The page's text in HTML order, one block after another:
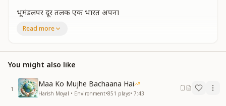
भूमंडलपर दूर तलक एक भारत अपना
भूमंडलपर दूर तलक एक भारत अपना
खेतो में खालिहानो में खानो और खदानों में
खेतो में खालिहानो में खानो और खदानों में
धन और धन्य अपार बिखरे राहो में
खेलेगी खुशियां ठंडी छाव में
खेलेगी खुशियां ठंडी छाव में
Read more
You might also like
1
Maa Ko Mujhe Bachaana Hai
Harish Moyal • Environment•851 plays• 7:43